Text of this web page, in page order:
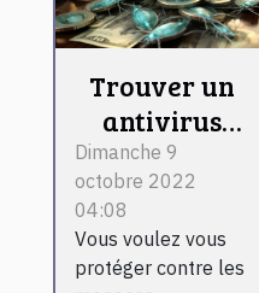
Trouver un
antivirus
payant
Dimanche 9
octobre 2022
04:08
Vous voulez vous
protéger contre les